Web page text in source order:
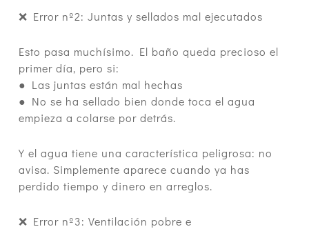
❌ Error nº2: Juntas y sellados mal ejecutados
Esto pasa muchísimo. El baño queda precioso el
primer día, pero si:
● Las juntas están mal hechas
● No se ha sellado bien donde toca el agua
empieza a colarse por detrás.
Y el agua tiene una característica peligrosa: no
avisa. Simplemente aparece cuando ya has
perdido tiempo y dinero en arreglos.
❌ Error nº3: Ventilación pobre e